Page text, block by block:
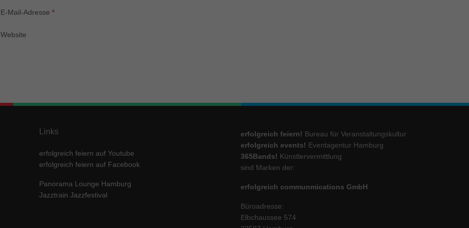
E-Mail-Adresse *
Website
Links
erfolgreich feiern auf Youtube
erfolgreich feiern auf Facebook
Panorama Lounge Hamburg
Jazztrain Jazzfestival
erfolgreich feiern! Bureau für Veranstaltungskultur
erfolgreich events! Eventagentur Hamburg
365Bands! Künstlervermittlung
sind Marken der:
erfolgreich communmications GmbH
Büroadresse:
Elbchaussee 574
Cookie-Informationen anzeigen
Inhalte von Videoplattformen und Social-Media-Plattformen werden standardmäßig blockiert.
Wenn Cookies von externen Medien akzeptiert werden, bedarf der Zugriff auf diese Inhalte
keiner manuellen Einwilligung mehr.
Impressum